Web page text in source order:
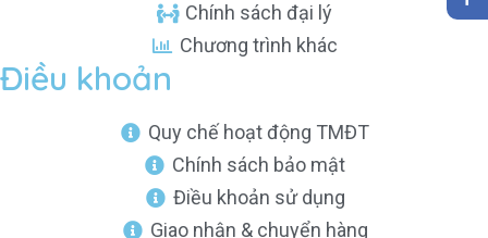
Chính sách đại lý
Chương trình khác
Điều khoản
Quy chế hoạt động TMĐT
Chính sách bảo mật
Điều khoản sử dụng
Giao nhận & chuyển hàng